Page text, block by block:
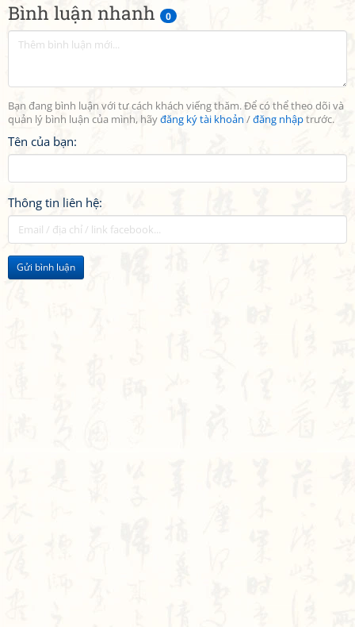
Bình luận nhanh 0
Bạn đang bình luận với tư cách khách viếng thăm. Để có thể theo dõi và
quản lý bình luận của mình, hãyđăng ký tài khoản /đăng nhậptrước.
Tên của bạn:
Thông tin liên hệ:
Gửi bình luận